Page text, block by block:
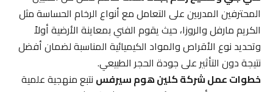
المحترفين المدربين على التعامل مع أنواع الرخام الحساسة مثل
الكريم مارفل والروزا، حيث يقوم الفني بمعاينة الأرضية أولاً
وتحديد نوع الأقراص والمواد الكيميائية المناسبة لضمان أفضل
نتيجة دون التأثير على جودة الحجر الطبيعي.
خطوات عمل شركة كلين هوم سيرفسنتبع منهجية علمية